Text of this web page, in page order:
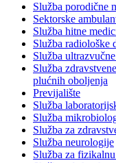
Služba porodične
Sektorske
Služba hitne
Služba radiološke
Služba
Služba
plućnih oboljenja
Previjalište
Služba
Služba
Služba za
Služba neurologije
Služba za